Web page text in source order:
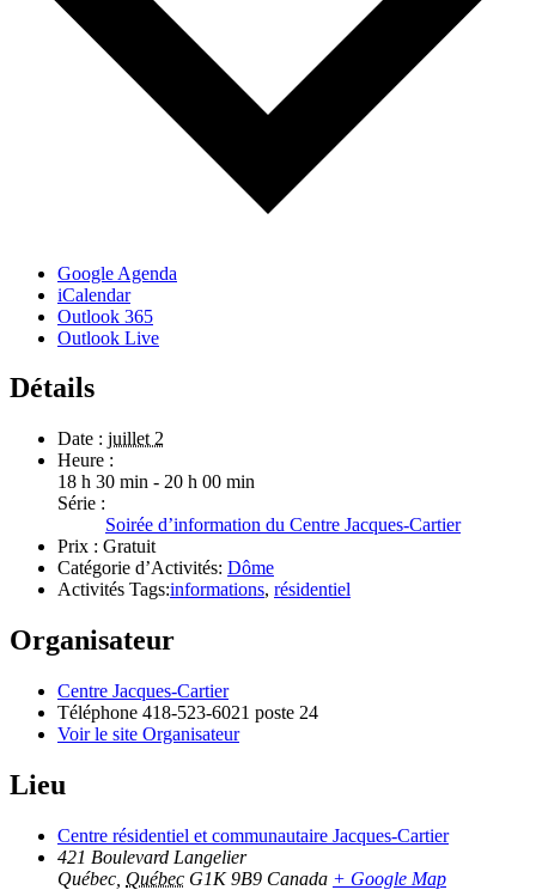
Google Agenda
iCalendar
Outlook 365
Outlook Live
Détails
Date : juillet 2
Heure :
18 h 30 min - 20 h 00 min
Série :
Soirée d’information du Centre Jacques-Cartier
Prix : Gratuit
Catégorie d’Activités: Dôme
Activités Tags:informations, résidentiel
Organisateur
Centre Jacques-Cartier
Téléphone 418-523-6021 poste 24
Voir le site Organisateur
Lieu
Centre résidentiel et communautaire Jacques-Cartier
421 Boulevard Langelier
Québec Québec G1K 9B9 Canada + Google Map